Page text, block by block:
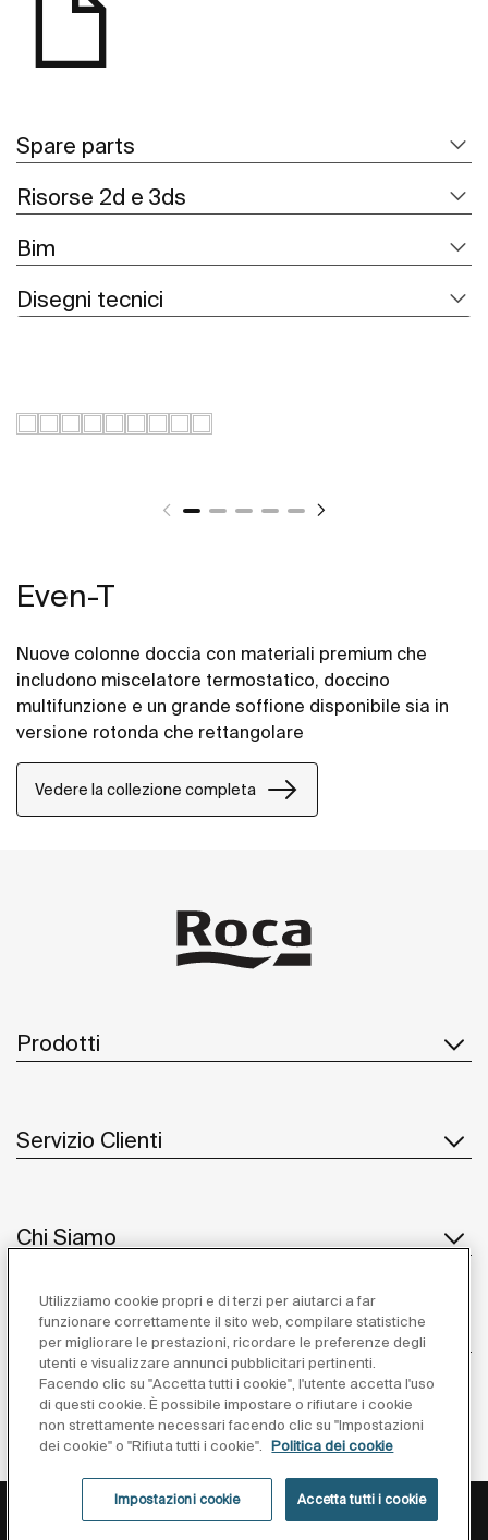
Spare parts
Risorse 2d e 3ds
Bim
Disegni tecnici
Even-T
Nuove colonne doccia con materiali premium che
includono miscelatore termostatico, doccino
multifunzione e un grande soffione disponibile sia in
versione rotonda che rettangolare
Vedere la collezione completa
Prodotti
Servizio Clienti
Chi Siamo
Ispirazione
Seguiteci
Privacy Policy Avviso Legale Cookies Policy
Utilizziamo cookie propri e di terzi per aiutarci a far
funzionare correttamente il sito web, compilare statistiche
per migliorare le prestazioni, ricordare le preferenze degli
utenti e visualizzare annunci pubblicitari pertinenti.
Facendo clic su "Accetta tutti i cookie", l'utente accetta l'uso
di questi cookie. È possibile impostare o rifiutare i cookie
non strettamente necessari facendo clic su "Impostazioni
dei cookie" o "Rifiuta tutti i cookie".
Politica dei cookie
Impostazioni cookie Accetta tutti i cookie